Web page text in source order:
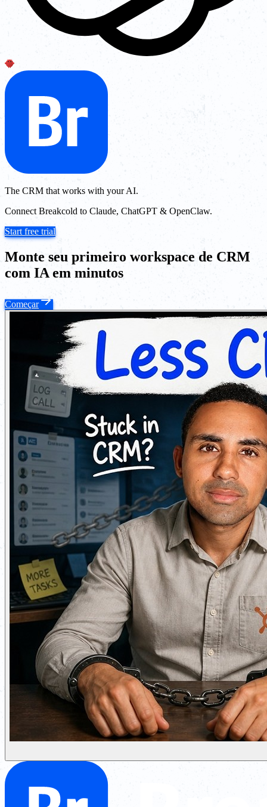
The CRM that works with your AI.
Connect Breakcold to Claude, ChatGPT & OpenClaw.
Start free trial
Monte seu primeiro workspace de CRM
com IA em minutos
Começar